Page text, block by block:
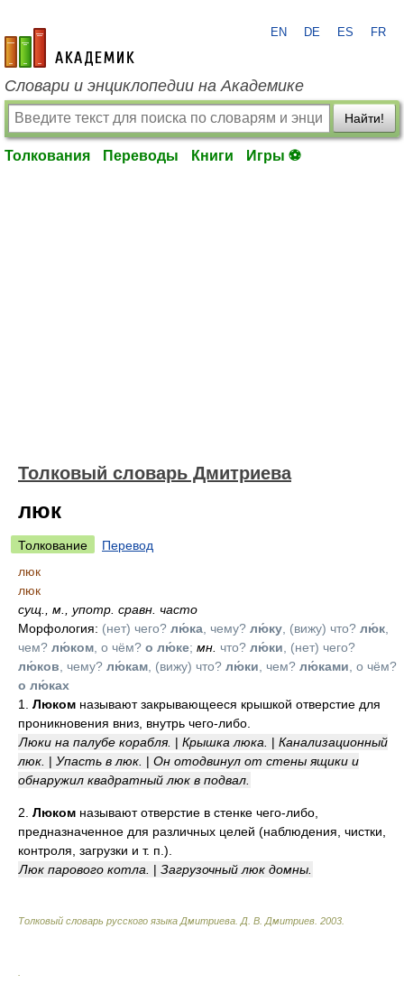
academic.ru
EN DE ES FR
Словари и энциклопедии на Академике
Найти!
Толкования Переводы Книги Игры ⚽
Толковый словарь Дмитриева
люк
Толкование
Перевод
люк
люк
сущ.
м.
употр. сравн. часто
Морфология: (нет) чего? лю́ка , чему? лю́ку , (вижу) что? лю́к
чем? лю́ком , о чём? о лю́ке; мн. что? лю́ки , (нет) чего?
лю́ков , чему? лю́кам , (вижу) что? лю́ки , чем? лю́ками , о чём?
о лю́ках
1. Люком называют закрывающееся крышкой отверстие для
проникновения вниз, внутрь чего-либо.
Люки на палубе корабля. | Крышка люка. | Канализационный
люк. | Упасть в люк. | Он отодвинул от стены ящики и
обнаружил квадратный люк в подвал.
2. Люком называют отверстие в стенке чего-либо,
предназначенное для различных целей (наблюдения, чистки,
контроля, загрузки и т. п.).
Люк парового котла.
| Загрузочный люк домны.
Толковый словарь русского языка Дмитриева Д. В. Дмитриев. 2003